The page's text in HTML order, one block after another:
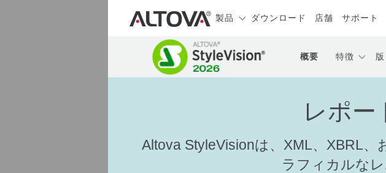
製品 ダウンロード 店舗 サポート
概要 特徴 版
レポー
Altova StyleVisionは、XML、XBRL
ラフィカルな